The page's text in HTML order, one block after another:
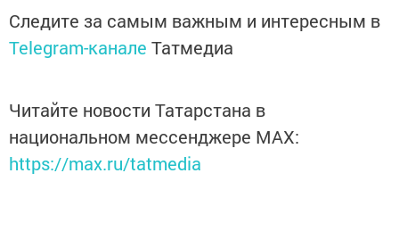
Следите за самым важным и интересным в
Telegram-канале Татмедиа
Читайте новости Татарстана в
национальном мессенджере MАХ:
https://max.ru/tatmedia